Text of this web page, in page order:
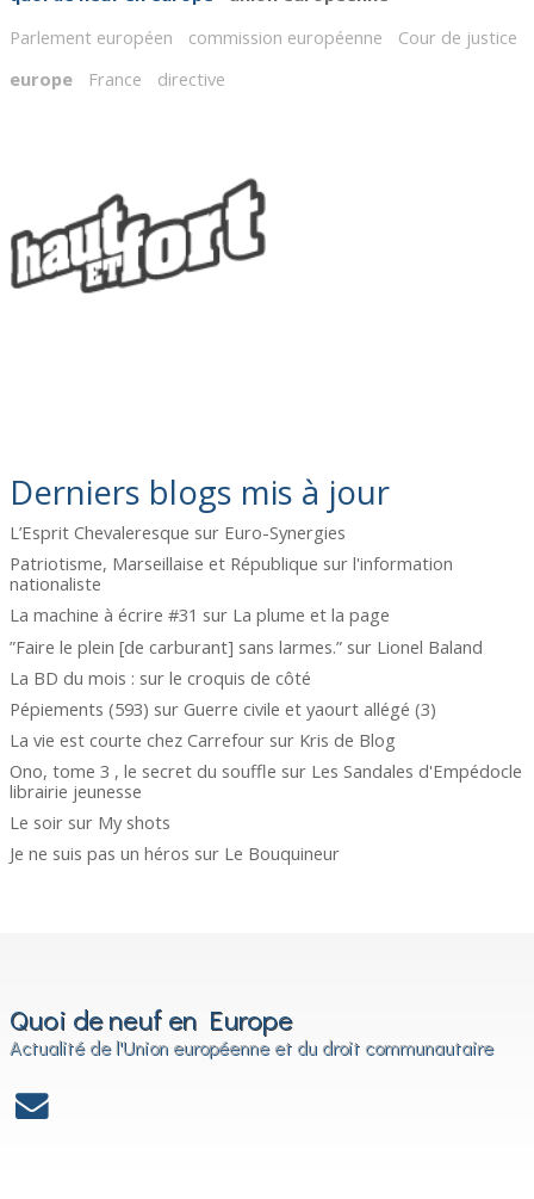
Parlement européen
commission européenne
Cour de justice
europe
France directive
Derniers blogs mis à jour
L’Esprit Chevaleresque sur Euro-Synergies
Patriotisme, Marseillaise et République surl'information
nationaliste
La machine à écrire #31 sur La plume et la page
”Faire le plein [de carburant] sans larmes.” sur Lionel Baland
La BD du mois : surle croquis de côté
Pépiements (593) surGuerre civile et yaourt allégé (3)
La vie est courte chez Carrefour sur Kris de Blog
Ono, tome 3 , le secret du souffle sur Les Sandales d'Empédocle
librairie jeunesse
Le soir sur My shots
Je ne suis pas un héros sur Le Bouquineur
Quoi de neuf en Europe
Actualité de l'Union européenne et du droit communautaire